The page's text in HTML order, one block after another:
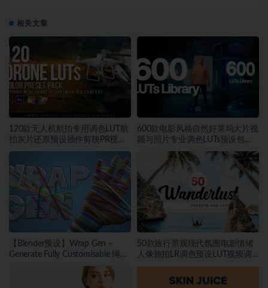
相关文章
120款无人机航拍专用调色LUT航
拍灰片还原预设插件剪映PR视频
调色
600款电影风格自然好莱坞大片视
频与照片专业调色LUTs预设包素
【Blender预设】Wrap Gen –
Generate Fully Customisable 绳索
50款旅行景观现代氛围电影情绪
人像旅拍LR调色预设LUT视频调
色素材